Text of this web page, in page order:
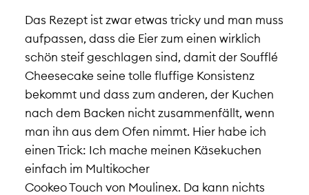
Das Rezept ist zwar etwas tricky und man muss
aufpassen, dass die Eier zum einen wirklich
schön steif geschlagen sind, damit der Soufflé
Cheesecake seine tolle fluffige Konsistenz
bekommt und dass zum anderen, der Kuchen
nach dem Backen nicht zusammenfällt, wenn
man ihn aus dem Ofen nimmt. Hier habe ich
einen Trick: Ich mache meinen Käsekuchen
einfach im Multikocher
Cookeo Touch von Moulinex. Da kann nichts